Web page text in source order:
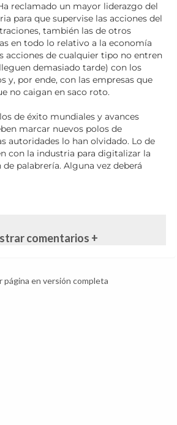
reclamado un mayor liderazgo del
para que supervise las acciones del
también las de otros
en todo lo relativo a la economía
acciones de cualquier tipo no entren
demasiado tarde) con los
y, por ende, con las empresas que
no caigan en saco roto.
de éxito mundiales y avances
marcar nuevos polos de
autoridades lo han olvidado. Lo de
con la industria para digitalizar la
palabrería. Alguna vez deberá
comentarios +
página en versión completa